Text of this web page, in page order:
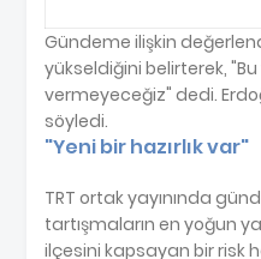
Gündeme ilişkin
yükseldiğini belirterek,
vermeyeceğiz" dedi.
söyledi.
"Yeni bir hazırlık var"
TRT ortak yayınında
tartışmaların en yoğun
ilçesini kapsayan bir risk